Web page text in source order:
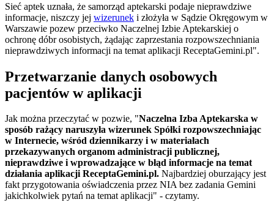
Sieć aptek uznała, że samorząd aptekarski podaje nieprawdziwe
informacje, niszczy jej wizerunek i złożyła w Sądzie Okręgowym w
Warszawie pozew przeciwko Naczelnej Izbie Aptekarskiej o
ochronę dóbr osobistych, żądając zaprzestania rozpowszechniania
nieprawdziwych informacji na temat aplikacji ReceptaGemini.pl".
Przetwarzanie danych osobowych
pacjentów w aplikacji
Jak można przeczytać w pozwie, "Naczelna Izba Aptekarska w
sposób rażący naruszyła wizerunek Spółki rozpowszechniając
w Internecie, wśród dziennikarzy i w materiałach
przekazywanych organom administracji publicznej,
nieprawdziwe i wprowadzające w błąd informacje na temat
działania aplikacji ReceptaGemini.pl. Najbardziej oburzający jest
fakt przygotowania oświadczenia przez NIA bez zadania Gemini
jakichkolwiek pytań na temat aplikacji" - czytamy.